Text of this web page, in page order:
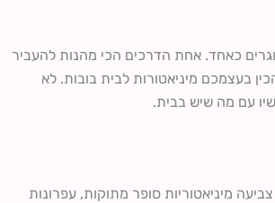
כאחד. אחת הדרכים הכי מהנות להעביר
בעצמכם מיניאטורות לבית בובות. לא
עם מה שיש בבית.
מיניאטוריות סופר מתוקות, עפרונות